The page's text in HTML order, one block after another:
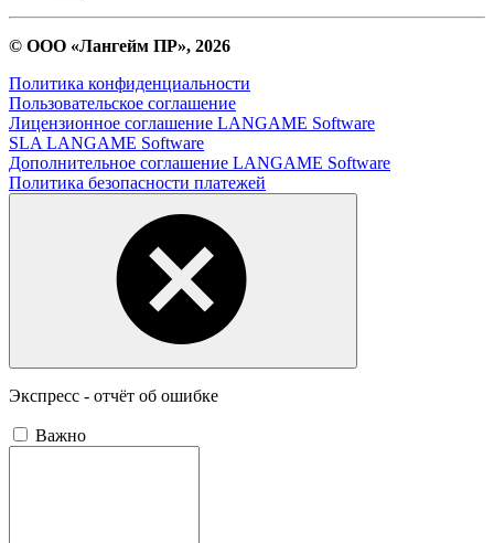
© ООО «Лангейм ПР», 2026
Политика конфиденциальности
Пользовательское соглашение
Лицензионное соглашение LANGAME Software
SLA LANGAME Software
Дополнительное соглашение LANGAME Software
Политика безопасности платежей
Экспресс - отчёт об ошибке
Важно